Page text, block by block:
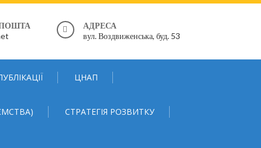
АДРЕСА
вул. Воздвиженська, буд. 53
ЦНАП
СТРАТЕГІЯ РОЗВИТКУ